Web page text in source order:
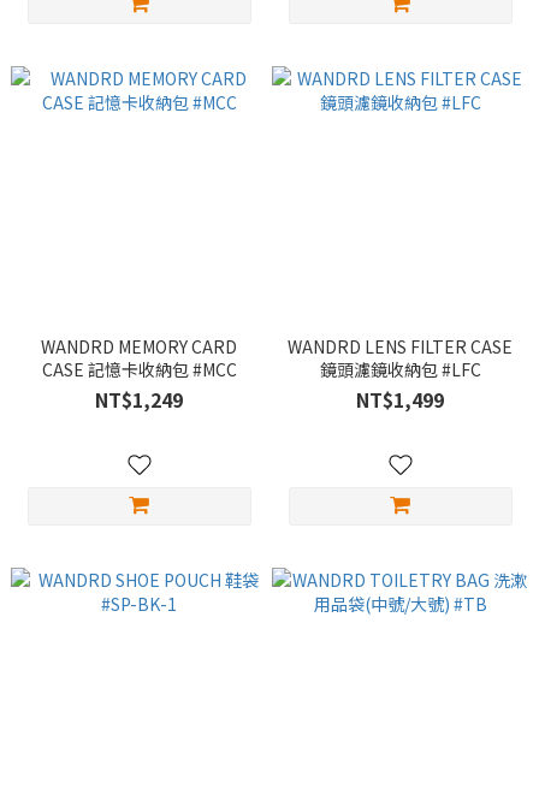
WANDRD MEMORY CARD
CASE 記憶卡收納包 #MCC
NT$1,249
WANDRD LENS FILTER CASE
鏡頭濾鏡收納包 #LFC
NT$1,499